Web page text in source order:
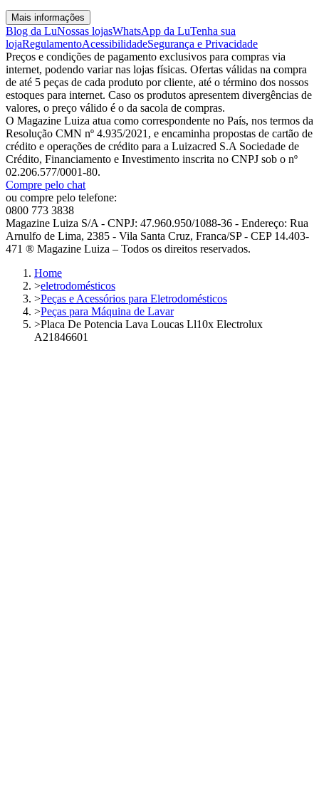
Mais informações
Blog da LuNossas lojasWhatsApp da LuTenha sua
lojaRegulamentoAcessibilidadeSegurança e Privacidade
Preços e condições de pagamento exclusivos para compras via
internet, podendo variar nas lojas físicas. Ofertas válidas na compra
de até 5 peças de cada produto por cliente, até o término dos nossos
estoques para internet. Caso os produtos apresentem divergências de
valores, o preço válido é o da sacola de compras.
O Magazine Luiza atua como correspondente no País, nos termos da
Resolução CMN nº 4.935/2021, e encaminha propostas de cartão de
crédito e operações de crédito para a Luizacred S.A Sociedade de
Crédito, Financiamento e Investimento inscrita no CNPJ sob o nº
02.206.577/0001-80.
Compre pelo chat
ou compre pelo telefone:
0800 773 3838
Magazine Luiza S/A - CNPJ: 47.960.950/1088-36 - Endereço: Rua
Arnulfo de Lima, 2385 - Vila Santa Cruz, Franca/SP - CEP 14.403-
471 ® Magazine Luiza – Todos os direitos reservados.
Home
>eletrodomésticos
>Peças e Acessórios para Eletrodomésticos
>Peças para Máquina de Lavar
>Placa De Potencia Lava Loucas Ll10x Electrolux
A21846601